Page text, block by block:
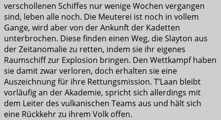
verschollenen Schiffes nur wenige Wochen vergangen
sind, leben alle noch. Die Meuterei ist noch in vollem
Gange, wird aber von der Ankunft der Kadetten
unterbrochen. Diese finden einen Weg, die Slayton aus
der Zeitanomalie zu retten, indem sie ihr eigenes
Raumschiff zur Explosion bringen. Den Wettkampf haben
sie damit zwar verloren, doch erhalten sie eine
Auszeichnung für ihre Rettungsmission. T’Laan bleibt
vorläufig an der Akademie, spricht sich allerdings mit
dem Leiter des vulkanischen Teams aus und hält sich
eine Rückkehr zu ihrem Volk offen.